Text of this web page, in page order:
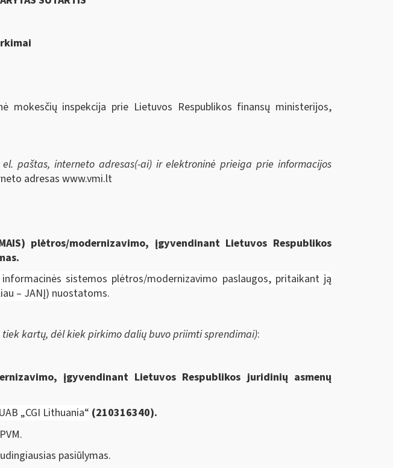
mokesčių inspekcija prie Lietuvos Respublikos finansų ministerijos,
paštas, interneto adresas(-ai) ir elektroninė prieiga prie informacijos
adresas www.vmi.lt
plėtros/modernizavimo, įgyvendinant Lietuvos Respublikos
informacinės sistemos plėtros/modernizavimo paslaugos, pritaikant ją
– JANĮ) nuostatoms.
tiek kartų, dėl kiek pirkimo dalių buvo priimti sprendimai):
įgyvendinant Lietuvos Respublikos juridinių asmenų
UAB „CGI Lithuania“ (210316340).
pasiūlymas.